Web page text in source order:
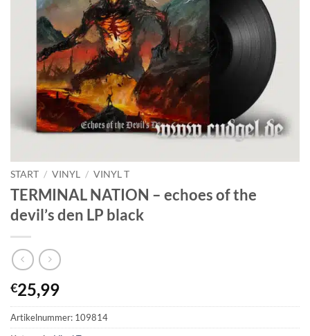
START / VINYL / VINYL T
TERMINAL NATION – echoes of the
devil’s den LP black
€25,99
Artikelnummer: 109814